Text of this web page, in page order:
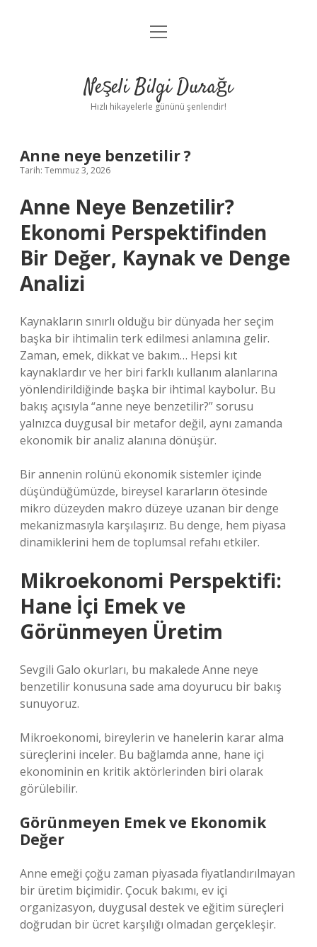
Anasayfa
Yasal Uyarı
menüyü
Neşeli Bilgi Durağı
Hızlı hikayelerle gününü şenlendir!
Anne neye benzetilir ?
Tarih: Temmuz 3, 2026
Anne Neye Benzetilir?
Ekonomi Perspektifinden
Bir Değer, Kaynak ve Denge
Analizi
Kaynakların sınırlı olduğu bir dünyada her seçim
başka bir ihtimalin terk edilmesi anlamına gelir.
Zaman, emek, dikkat ve bakım… Hepsi kıt
kaynaklardır ve her biri farklı kullanım alanlarına
yönlendirildiğinde başka bir ihtimal kaybolur. Bu
bakış açısıyla “anne neye benzetilir?” sorusu
yalnızca duygusal bir metafor değil, aynı zamanda
ekonomik bir analiz alanına dönüşür.
Bir annenin rolünü ekonomik sistemler içinde
düşündüğümüzde, bireysel kararların ötesinde
mikro düzeyden makro düzeye uzanan bir denge
mekanizmasıyla karşılaşırız. Bu denge, hem piyasa
dinamiklerini hem de toplumsal refahı etkiler.
Mikroekonomi Perspektifi:
Hane İçi Emek ve
Görünmeyen Üretim
Sevgili Galo okurları, bu makalede Anne neye
benzetilir konusuna sade ama doyurucu bir bakış
sunuyoruz.
Mikroekonomi, bireylerin ve hanelerin karar alma
süreçlerini inceler. Bu bağlamda anne, hane içi
ekonominin en kritik aktörlerinden biri olarak
görülebilir.
Görünmeyen Emek ve Ekonomik
Değer
Anne emeği çoğu zaman piyasada fiyatlandırılmayan
bir üretim biçimidir. Çocuk bakımı, ev içi
organizasyon, duygusal destek ve eğitim süreçleri
doğrudan bir ücret karşılığı olmadan gerçekleşir.